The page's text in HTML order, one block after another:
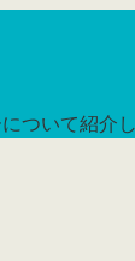
ついて紹介